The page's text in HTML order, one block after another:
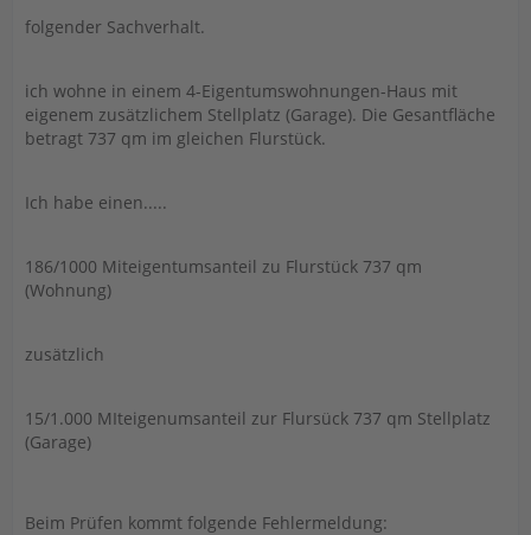
folgender Sachverhalt.
ich wohne in einem 4-Eigentumswohnungen-Haus mit
eigenem zusätzlichem Stellplatz (Garage). Die Gesantfläche
betragt 737 qm im gleichen Flurstück.
Ich habe einen.....
186/1000 Miteigentumsanteil zu Flurstück 737 qm
(Wohnung)
zusätzlich
15/1.000 MIteigenumsanteil zur Flursück 737 qm Stellplatz
(Garage)
Beim Prüfen kommt folgende Fehlermeldung: